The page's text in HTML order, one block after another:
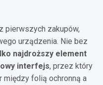
pierwszych zakupów,
urządzenia. Nie bez
najdroższy element
interfejs, przez który
między folią ochronną a